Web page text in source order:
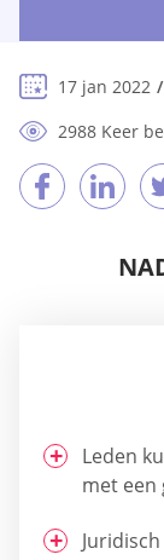
17 jan 2022
2988 Keer
Leden
met een